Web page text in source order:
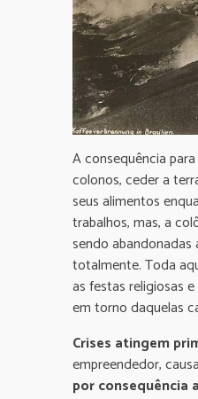
A consequência
colonos, ceder a
seus alimentos
trabalhos, mas, a
sendo
totalmente. Toda
as festas religiosas
em torno daquelas
Crises atingem
empreendedor,
por consequência